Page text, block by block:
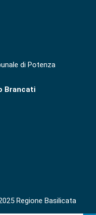
di Potenza
Brancati
Regione Basilicata